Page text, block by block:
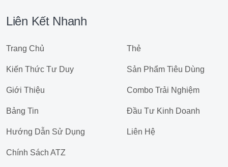
Liên Kết Nhanh
Trang Chủ
Kiến Thức Tư Duy
Giới Thiệu
Bảng Tin
Hướng Dẫn Sử Dụng
Chính Sách ATZ
Thẻ
Sản Phẩm Tiêu Dùng
Combo Trải Nghiệm
Đầu Tư Kinh Doanh
Liên Hệ